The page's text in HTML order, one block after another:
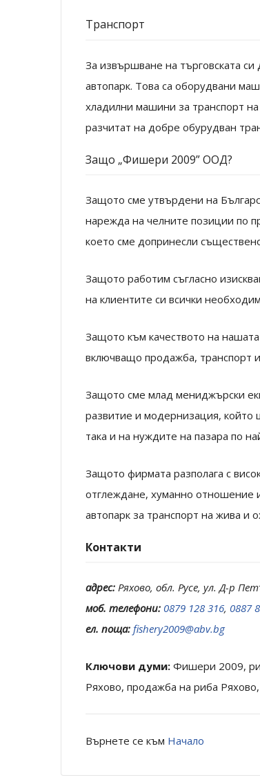
Транспорт
За извършване на търговската
автопарк. Това са оборудвани
хладилни машини за транспорт
разчитат на добре обурудван
Защо „Фишери 2009” ООД?
Защото сме утвърдени на
нарежда на челните позиции по
което сме допринесли
Защото работим съгласно
на клиентите си всички
Защото към качеството на
включващо продажба, транспорт
Защото сме млад мениджърски
развитие и модернизация, който
така и на нуждите на пазара по
Защото фирмата разполага с
отглеждане, хуманно отношение
автопарк за транспорт на жива и
Контакти
адрес: Ряхово, обл. Русе, ул. Д-р
моб. телефони: 0879 128 316, 0887
ел. поща: fishery2009@abv.bg
Ключови думи: Фишери 2009,
Ряхово, продажба на риба
Върнете се към Начало